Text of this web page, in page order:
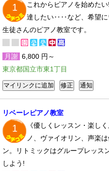
1
これからピアノを始めた
達したい‥‥など、希望に
生徒さんのピアノ教室です。
月謝 6,800 円～
東京都国立市東1丁目
リベーレピアノ教室
1
《優しくレッスン・楽し
ノ、ヴァイオリン、声楽
ン。リトミックはグループレッス
しよう!